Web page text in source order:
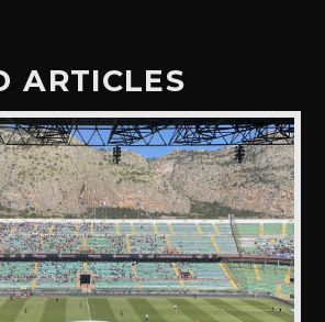
ARTICLES